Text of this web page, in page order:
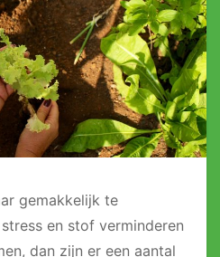
gemakkelijk te
en stof verminderen
dan zijn er een aantal